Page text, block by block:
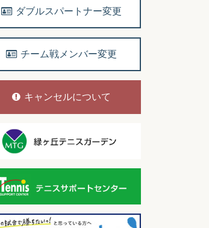
ダブルスパートナー変更
チーム戦メンバー変更
キャンセルについて